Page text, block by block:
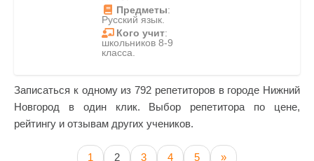
Предметы:
Русский язык.
Кого учит:
школьников 8-9
класса.
Записаться к одному из 792 репетиторов в городе Нижний
Новгород в один клик. Выбор репетитора по цене,
рейтингу и отзывам других учеников.
1 2 3 4 5 »